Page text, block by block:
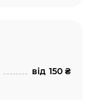
від 150 ₴